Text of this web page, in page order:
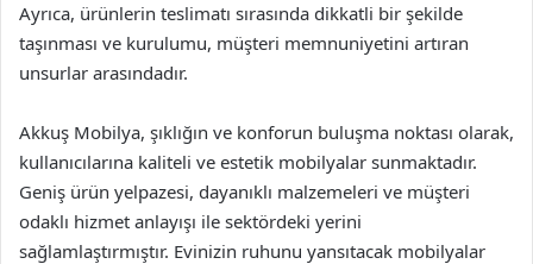
Ayrıca, ürünlerin teslimatı sırasında dikkatli bir şekilde
taşınması ve kurulumu, müşteri memnuniyetini artıran
unsurlar arasındadır.
Akkuş Mobilya, şıklığın ve konforun buluşma noktası olarak,
kullanıcılarına kaliteli ve estetik mobilyalar sunmaktadır.
Geniş ürün yelpazesi, dayanıklı malzemeleri ve müşteri
odaklı hizmet anlayışı ile sektördeki yerini
sağlamlaştırmıştır. Evinizin ruhunu yansıtacak mobilyalar